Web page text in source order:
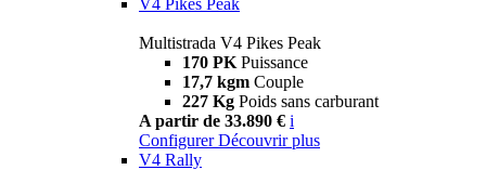
Multistrada V4 Pikes Peak
170 PK Puissance
17,7 kgm Couple
227 Kg Poids sans carburant
A partir de 33.890 € i
Configurer Découvrir plus
V4 Rally